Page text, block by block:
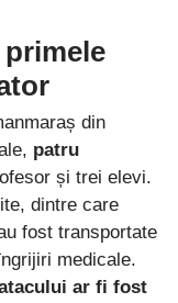
din
patru
și trei elevi.
dintre care
fost transportate
medicale.
ar fi fost